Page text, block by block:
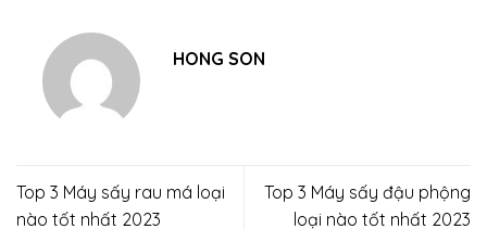
HONG SON
Top 3 Máy sấy rau má loại
nào tốt nhất 2023
Top 3 Máy sấy đậu phộng
loại nào tốt nhất 2023